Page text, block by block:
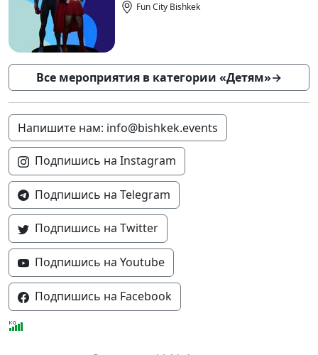
Fun City Bishkek
Все мероприятия в категории «Детям»→
Напишите нам: info@bishkek.events
Подпишись на Instagram
Подпишись на Telegram
Подпишись на Twitter
Подпишись на Youtube
Подпишись на Facebook